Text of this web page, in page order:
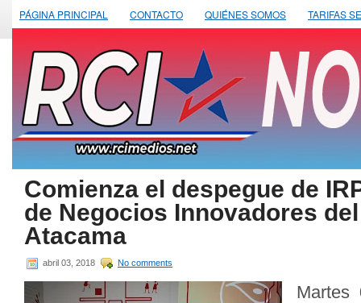
PÁGINA PRINCIPAL CONTACTO QUIÉNES SOMOS TARIFAS
Comienza el despegue de
de Negocios Innovadores
Atacama
abril 03, 2018 No comments
Martes